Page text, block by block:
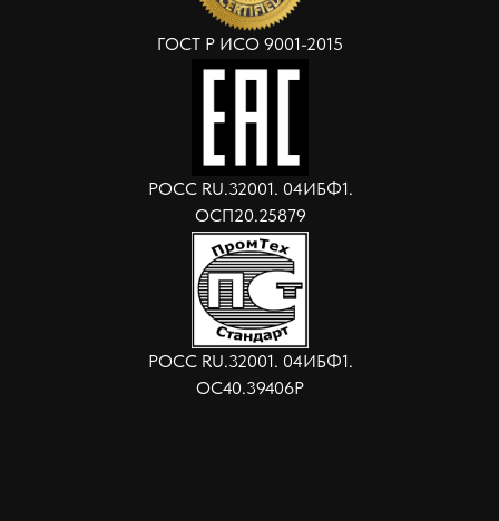
ГОСТ Р ИСО 9001-2015
РОСС RU.32001. 04ИБФ1.
ОСП20.25879
РОСС RU.32001. 04ИБФ1.
ОС40.39406Р